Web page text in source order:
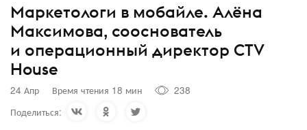
Маркетологи в мобайле. Алёна
Максимова, сооснователь
и операционный директор CTV
House
24 Апр Время чтения 18 мин
238
Поделиться: